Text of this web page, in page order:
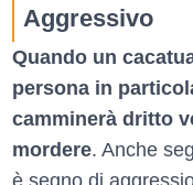
Aggressivo
Quando un
persona in
camminerà dritto
mordere. Anche
è segno di